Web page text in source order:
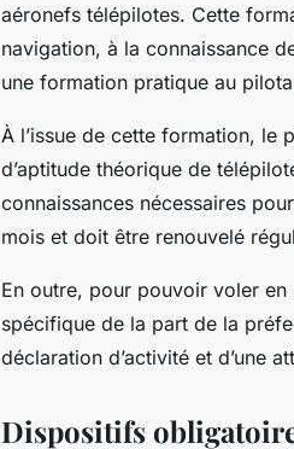
aéronefs télépilotes. Cette
navigation, à la connaissance
une formation pratique au
À l’issue de cette formation, le
d’aptitude théorique de
connaissances nécessaires
mois et doit être renouvelé
En outre, pour pouvoir voler
spécifique de la part de la
déclaration d’activité et d’une
Dispositifs